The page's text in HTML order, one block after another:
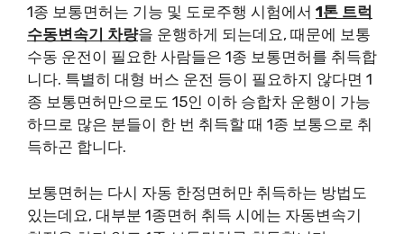
1종 보통면허는 기능 및 도로주행 시험에서 1톤 트럭
수동변속기 차량을 운행하게 되는데요, 때문에 보통
수동 운전이 필요한 사람들은 1종 보통면허를 취득합
니다. 특별히 대형 버스 운전 등이 필요하지 않다면 1
종 보통면허만으로도 15인 이하 승합차 운행이 가능
하므로 많은 분들이 한 번 취득할 때 1종 보통으로 취
득하곤 합니다.
보통면허는 다시 자동 한정면허만 취득하는 방법도
있는데요, 대부분 1종면허 취득 시에는 자동변속기